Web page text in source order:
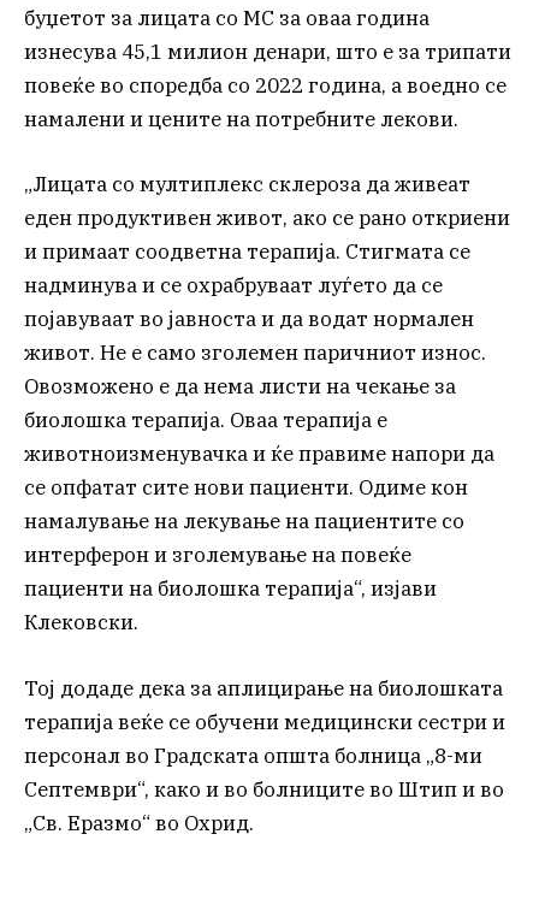
буџетот за лицата со МС за оваа година
изнесува 45,1 милион денари, што е за трипати
повеќе во споредба со 2022 година, а воедно се
намалени и цените на потребните лекови.
„Лицата со мултиплекс склероза да живеат
еден продуктивен живот, ако се рано откриени
и примаат соодветна терапија. Стигмата се
надминува и се охрабруваат луѓето да се
појавуваат во јавноста и да водат нормален
живот. Не е само зголемен паричниот износ.
Oвозможено е да нема листи на чекање за
биолошка терапија. Оваа терапија е
животноизменувачка и ќе правиме напори да
се опфатат сите нови пациенти. Одиме кон
намалување на лекување на пациентите со
интерферон и зголемување на повеќе
пациенти на биолошка терапија“, изјави
Клековски.
Тој додаде дека за аплицирање на биолошката
терапија веќе се обучени медицински сестри и
персонал во Градската општа болница „8-ми
Септември“, како и во болниците во Штип и во
„Св. Еразмо“ во Охрид.